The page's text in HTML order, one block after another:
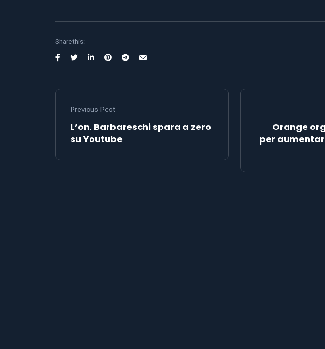
Share this:
Previous Post
L’on. Barbareschi spara a zero
su Youtube
Orange
per